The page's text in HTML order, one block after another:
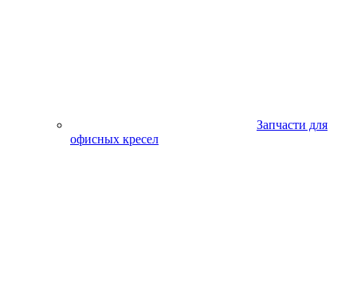
Запчасти для
офисных кресел